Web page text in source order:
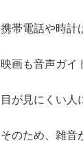
携帯電話や時計
映画も音声ガイ
目が見にくい人
そのため、雑音